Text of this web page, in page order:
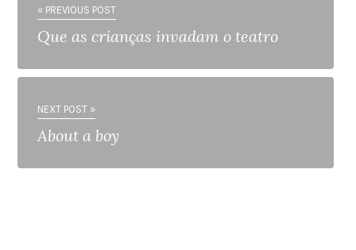
« PREVIOUS POST
Que as crianças invadam o teatro
NEXT POST »
About a boy